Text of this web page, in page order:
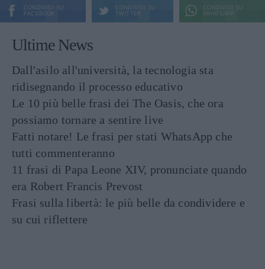
CONDIVIDI SU
FACEBOOK
CONDIVIDI SU
TWITTER
CONDIVIDI SU
WHATSAPP
Ultime News
Dall'asilo all'università, la tecnologia sta
ridisegnando il processo educativo
Le 10 più belle frasi dei The Oasis, che ora
possiamo tornare a sentire live
Fatti notare! Le frasi per stati WhatsApp che
tutti commenteranno
11 frasi di Papa Leone XIV, pronunciate quando
era Robert Francis Prevost
Frasi sulla libertà: le più belle da condividere e
su cui riflettere